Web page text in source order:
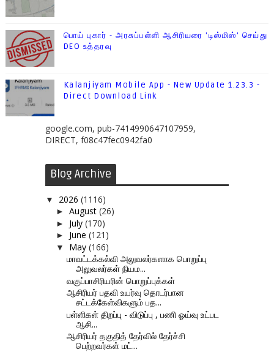
பொய் புகார் - அரசுப்பள்ளி ஆசிரியரை 'டிஸ்மிஸ்' செய்து
DEO உத்தரவு
Kalanjiyam Mobile App - New Update 1.23.3 -
Direct Download Link
google.com, pub-7414990647107959,
DIRECT, f08c47fec0942fa0
Blog Archive
▼ 2026 (1116)
► August (26)
► July (170)
► June (121)
▼ May (166)
மாவட்டக்கல்வி அலுவலர்களாக பொறுப்பு
அலுவலர்கள் நியம...
வகுப்பாசிரியரின் பொறுப்புக்கள்
ஆசிரியர் பதவி உயர்வு தொடர்பான
சட்டக்கேள்விகளும் பத...
பள்ளிகள் திறப்பு - விடுப்பு , பணி ஓய்வு உட்பட
ஆசி...
ஆசிரியர் தகுதித் தேர்வில் தேர்ச்சி
பெற்றவர்கள் மட்...